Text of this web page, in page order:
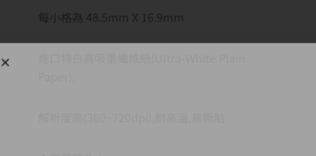
每小格為 48.5mm X 16.9mm